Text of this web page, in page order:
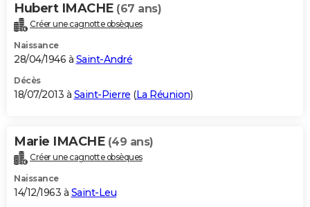
Hubert IMACHE (67 ans)
Créer une cagnotte obsèques
Naissance
28/04/1946 à Saint-André
Décès
18/07/2013 à Saint-Pierre (La Réunion)
Marie IMACHE (49 ans)
Créer une cagnotte obsèques
Naissance
14/12/1963 à Saint-Leu